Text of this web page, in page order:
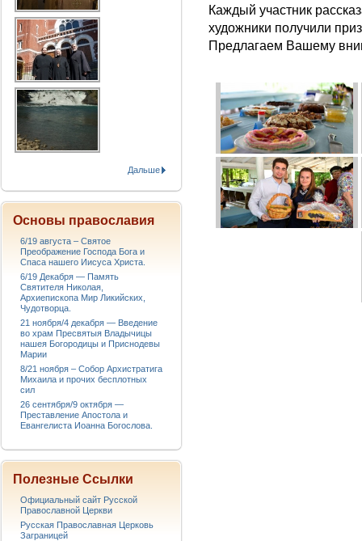
Каждый участник
художники получили
Предлагаем Вашему
Дальше
Основы православия
6/19 августа – Святое
Преображение Господа Бога и
Спаса нашего Иисуса Христа.
6/19 Декабря — Память
Святителя Николая,
Архиепископа Мир Ликийских,
Чудотворца.
21 ноября/4 декабря — Введение
во храм Пресвятыя Владычицы
нашея Богородицы и Приснодевы
Марии
8/21 ноября – Собор Архистратига
Михаила и прочих бесплотных
сил
26 сентября/9 октября —
Преставление Апостола и
Евангелиста Иоанна Богослова.
Полезные Ссылки
Официальный сайт Русской
Православной Церкви
Русская Православная Церковь
Заграницей